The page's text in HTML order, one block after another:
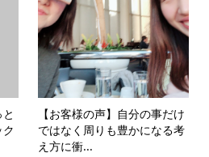
【お客様の声】自分の事だけ
ではなく周りも豊かになる考
え方に衝...